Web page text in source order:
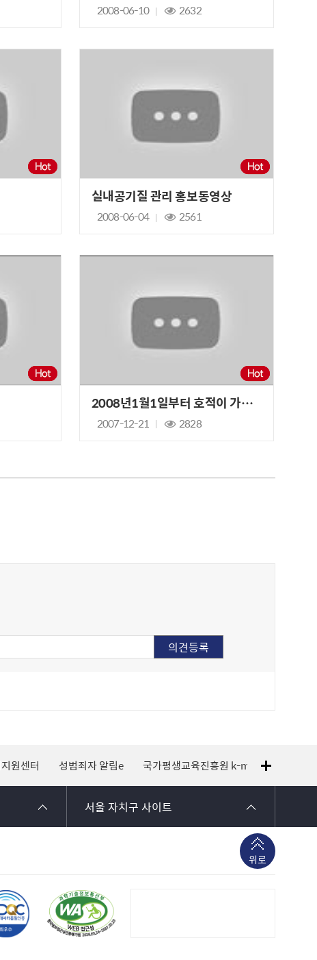
2008-06-10 2632
실내공기질 관리 홍보동영상
2008-06-04 2561
2008년1월1일부터 호적이 가족관계등록부로 바뀝니다
2007-12-21 2828
원센터 성범죄자 알림e 국가평생교육진흥원 k-mooc
서울 자치구 사이트
위로